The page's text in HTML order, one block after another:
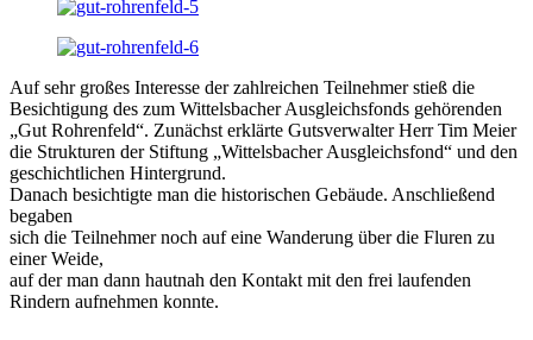
Auf sehr großes Interesse der zahlreichen Teilnehmer stieß die
Besichtigung des zum Wittelsbacher Ausgleichsfonds gehörenden
„Gut Rohrenfeld“. Zunächst erklärte Gutsverwalter Herr Tim Meier
die Strukturen der Stiftung „Wittelsbacher Ausgleichsfond“ und den
geschichtlichen Hintergrund.
Danach besichtigte man die historischen Gebäude. Anschließend
begaben
sich die Teilnehmer noch auf eine Wanderung über die Fluren zu
einer Weide,
auf der man dann hautnah den Kontakt mit den frei laufenden
Rindern aufnehmen konnte.